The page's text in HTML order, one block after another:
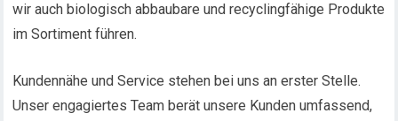
wir auch biologisch abbaubare und recyclingfähige Produkte
im Sortiment führen.
Kundennähe und Service stehen bei uns an erster Stelle.
Unser engagiertes Team berät unsere Kunden umfassend,